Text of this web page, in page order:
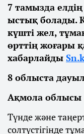
7 тамызда
ыстық болады.
күшті жел,
өрттің жоғары
хабарлайды
8 облыста
Ақмола облысы
Түнде және
солтүстігінде